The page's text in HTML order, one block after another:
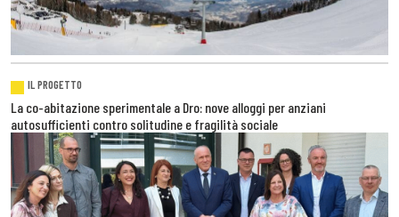
IL PROGETTO
La co-abitazione sperimentale a Dro: nove alloggi per anziani
autosufficienti contro solitudine e fragilità sociale